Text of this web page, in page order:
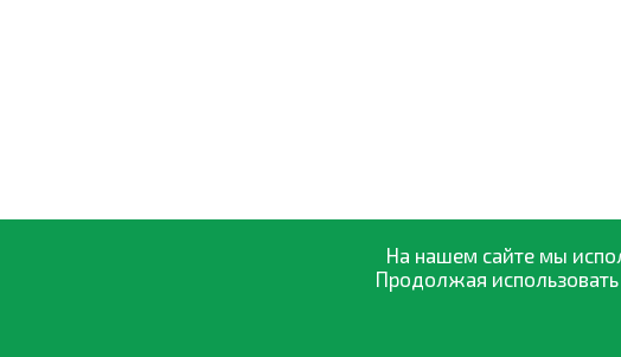
На нашем сайте мы
Продолжая использовать